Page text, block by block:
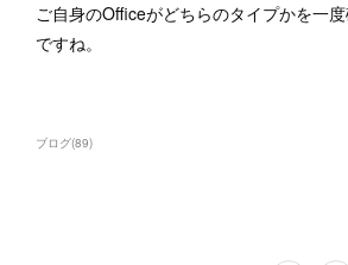
ご自身のOfficeがどちらのタイプかを一
ですね。
ブログ(89)